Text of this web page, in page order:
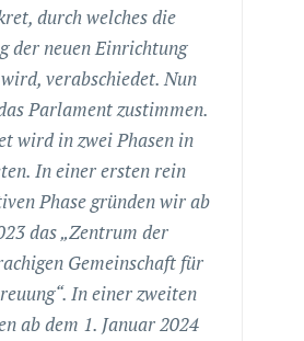
durch welches die
der neuen Einrichtung
verabschiedet. Nun
Parlament zustimmen.
wird in zwei Phasen in
In einer ersten rein
Phase gründen wir ab
das „Zentrum der
Gemeinschaft für
In einer zweiten
ab dem 1. Januar 2024